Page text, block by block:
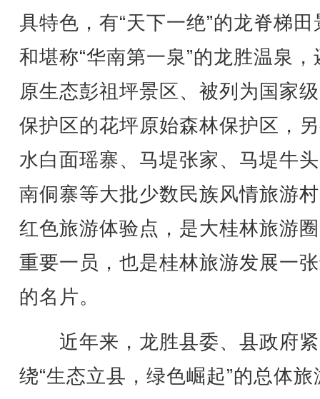
具特色，有“天下一绝”的龙脊梯田
和堪称“华南第一泉”的龙胜温泉，
原生态彭祖坪景区、被列为国家
保护区的花坪原始森林保护区，
水白面瑶寨、马堤张家、马堤牛
南侗寨等大批少数民族风情旅游
红色旅游体验点，是大桂林旅游
重要一员，也是桂林旅游发展一
的名片。
近年来，龙胜县委、县政府
绕“生态立县，绿色崛起”的总体旅